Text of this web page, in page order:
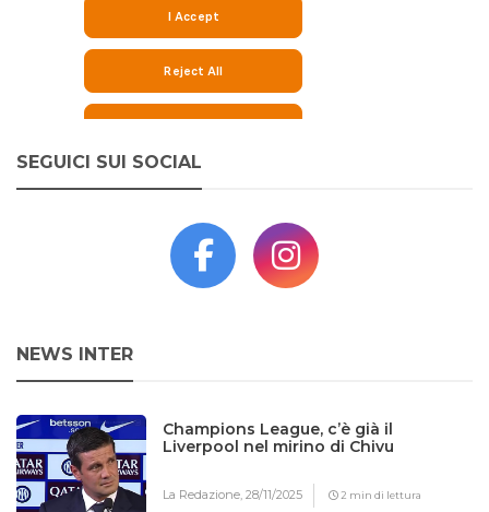
SEGUICI SUI SOCIAL
NEWS INTER
Champions League, c’è già il
Liverpool nel mirino di Chivu
La Redazione,28/11/2025 2 min di lettura